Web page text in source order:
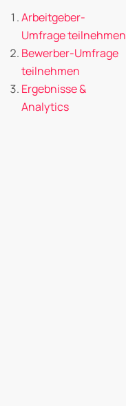
Arbeitgeber-
Umfrage teilnehmen
Bewerber-Umfrage
teilnehmen
Ergebnisse &
Analytics